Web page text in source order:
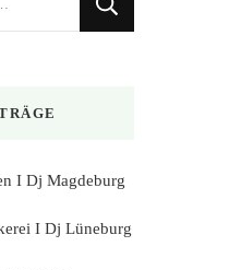
I Dj Magdeburg
I Dj Lüneburg